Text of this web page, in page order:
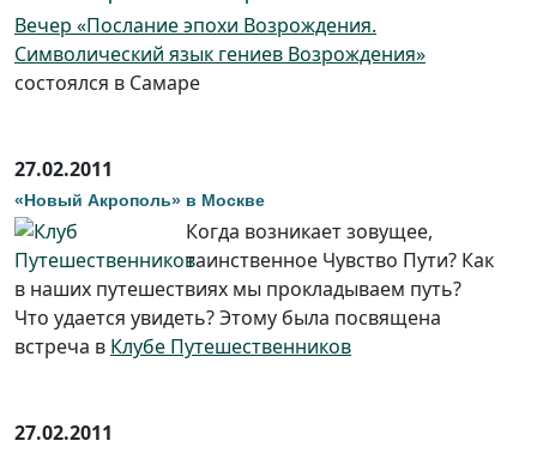
Вечер «Послание эпохи Возрождения.
Символический язык гениев Возрождения»
состоялся в Самаре
27.02.2011
«Новый Акрополь» в Москве
Когда возникает зовущее,
таинственное Чувство Пути? Как
в наших путешествиях мы прокладываем путь?
Что удается увидеть? Этому была посвящена
встреча в Клубе Путешественников
27.02.2011